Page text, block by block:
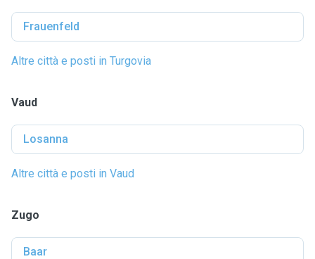
Frauenfeld
Altre città e posti in Turgovia
Vaud
Losanna
Altre città e posti in Vaud
Zugo
Baar